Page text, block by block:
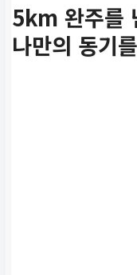
5km 완주를
나만의 동기